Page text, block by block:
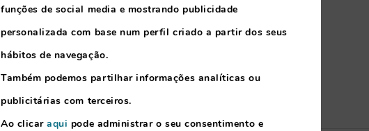
funções de social media e mostrando publicidade
personalizada com base num perfil criado a partir dos seus
hábitos de navegação.
Também podemos partilhar informações analíticas ou
publicitárias com terceiros.
Ao clicaraqui pode administrar o seu consentimento e